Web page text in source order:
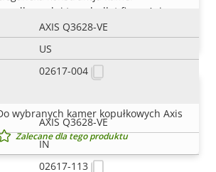
i typu bullet firmy Axis
Zalecane dla tego produktu
wybranych kamer kopułkowych Axis
Zalecane dla tego produktu
AXIS Q3628-VE
US
02617-004
AXIS Q3628-VE
IN
02617-113